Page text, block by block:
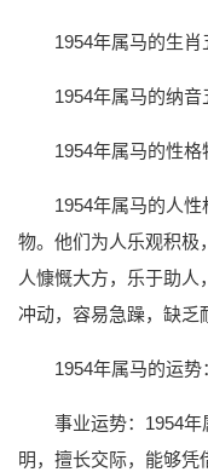
1954年属马的生
1954年属马的纳
1954年属马的性格
1954年属马的人
物。他们为人乐观积极
人慷慨大方，乐于助
冲动，容易急躁，缺乏
1954年属马的运势
事业运势：1954
明，擅长交际，能够